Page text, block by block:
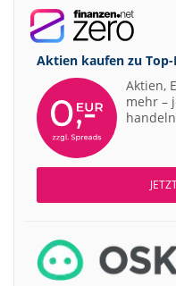
Aktien kaufen zu
Aktien,
mehr –